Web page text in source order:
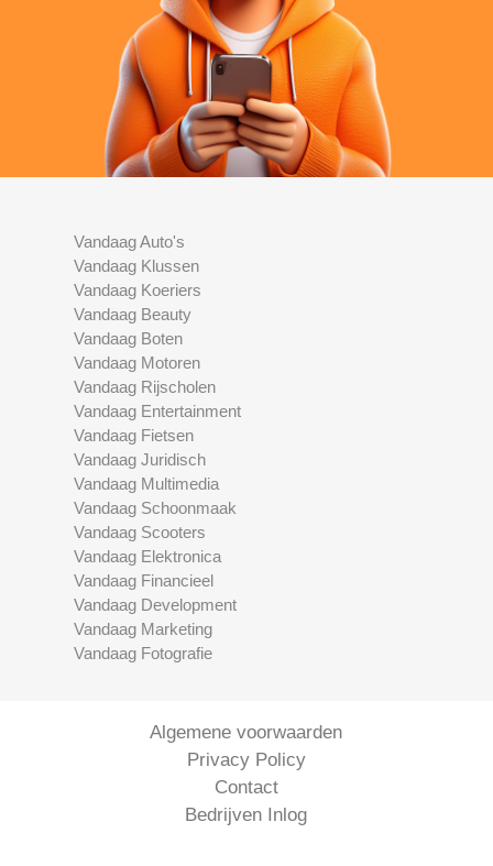
Vandaag Auto's
Vandaag Klussen
Vandaag Koeriers
Vandaag Beauty
Vandaag Boten
Vandaag Motoren
Vandaag Rijscholen
Vandaag Entertainment
Vandaag Fietsen
Vandaag Juridisch
Vandaag Multimedia
Vandaag Schoonmaak
Vandaag Scooters
Vandaag Elektronica
Vandaag Financieel
Vandaag Development
Vandaag Marketing
Vandaag Fotografie
Algemene voorwaarden
Privacy Policy
Contact
Bedrijven Inlog